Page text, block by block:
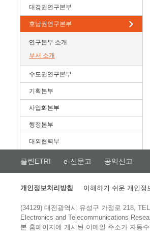
대경권연구본부
호남권연구본부
연구본부 소개
부서 소개
수도권연구본부
기획본부
사업화본부
행정본부
대외협력부
클린ETRI e-신문고 공익신고
개인정보처리방침 이해하기 쉬운 개인정
(34129) 대전광역시 유성구 가정로 218, TEL
Electronics and Telecommunications
본 홈페이지에 게시된 이메일 주소가 자동